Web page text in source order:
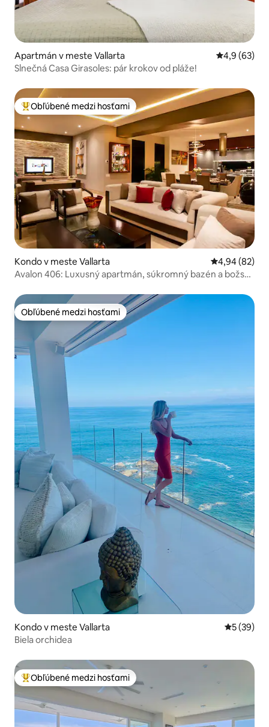
Apartmán v meste Vallarta Priemerné
4,9 (63)
Slnečná Casa Girasoles: pár krokov od pláže!
Najobľúbenejšie medzi hosťami
Obľúbené medzi hosťami
Kondo v meste Vallarta Priemerné
4,94 (82)
Avalon 406: Luxusný apartmán, súkromný bazén a božský
Obľúbené medzi hosťami
Obľúbené medzi hosťami
Kondo v meste Vallarta
5 (39)
Biela orchidea
Najobľúbenejšie medzi hosťami
Obľúbené medzi hosťami